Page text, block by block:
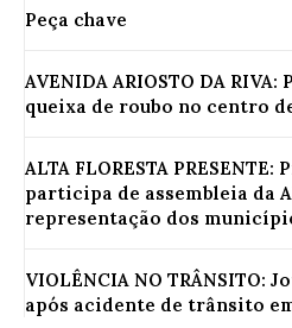
Peça chave
AVENIDA ARIOSTO DA
queixa de roubo no centro
ALTA FLORESTA
participa de assembleia da
representação dos
VIOLÊNCIA NO TRÂNSITO:
após acidente de trânsito